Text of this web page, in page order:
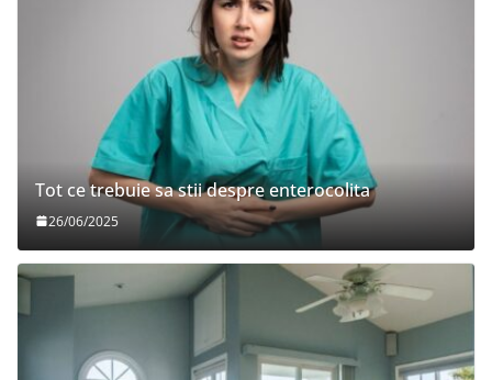
Tot ce trebuie sa stii despre enterocolita
26/06/2025